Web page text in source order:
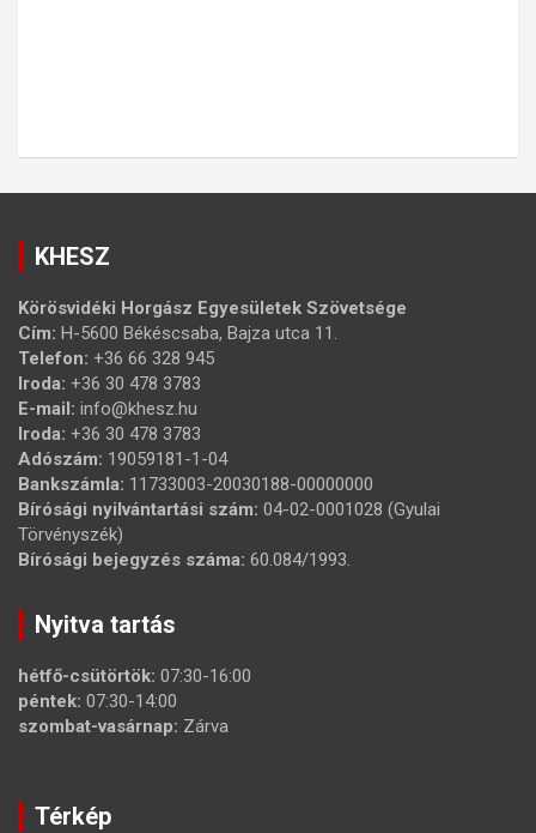
KHESZ
Körösvidéki Horgász Egyesületek Szövetsége
Cím: H-5600 Békéscsaba, Bajza utca 11.
Telefon: +36 66 328 945
Iroda: +36 30 478 3783
E-mail: info@khesz.hu
Iroda: +36 30 478 3783
Adószám: 19059181-1-04
Bankszámla: 11733003-20030188-00000000
Bírósági nyilvántartási szám: 04-02-0001028 (Gyulai
Törvényszék)
Bírósági bejegyzés száma: 60.084/1993.
Nyitva tartás
hétfő-csütörtök: 07:30-16:00
péntek: 07:30-14:00
szombat-vasárnap: Zárva
Térkép